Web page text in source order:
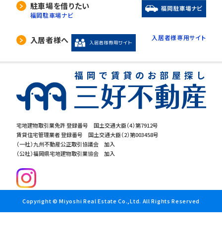
宅地建物取引業免許 登録番号 国土交通大臣（4）第7912号
賃貸住宅管理業者 登録番号 国土交通大臣（2）第003458号
（一社）九州不動産公正取引協議会 加入
（公社）福岡県宅地建物取引業協会 加入
駐車場を借りたい
福岡駐車場ナビ
入居者様へ 入居者様専用サイト
Copyright © Miyoshi Real Estate Co.,Ltd. All Rights Reserved